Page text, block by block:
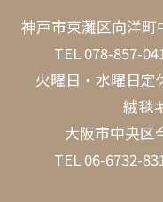
神戸市東灘区向洋町
TEL 078-857-
火曜日・水曜日定
絨毯
大阪市中央区
TEL 06-6732-